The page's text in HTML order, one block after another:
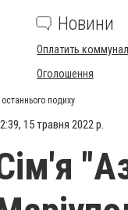
Новини
Оплатить
Оголошення
подиху
15 травня 2022 р.